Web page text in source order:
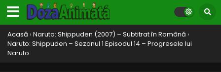
Acasă › Naruto: Shippuden (2007) – Subtitrat în Română ›
Naruto: Shippuden – Sezonul 1 Episodul 14 – Progresele lui
Naruto